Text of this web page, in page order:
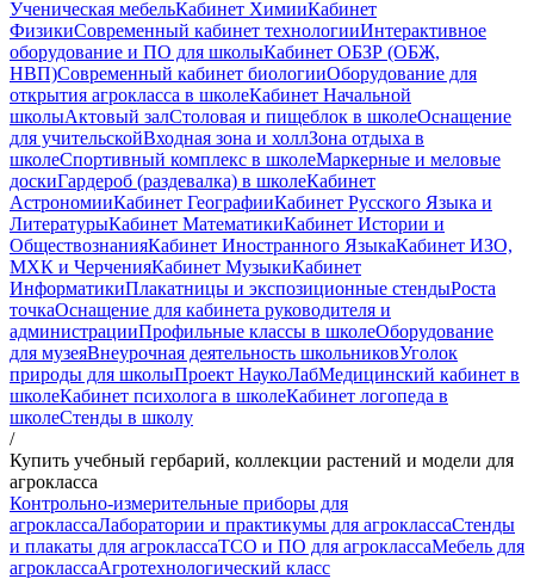
Ученическая мебельКабинет ХимииКабинет
ФизикиСовременный кабинет технологииИнтерактивное
оборудование и ПО для школыКабинет ОБЗР (ОБЖ,
НВП)Современный кабинет биологииОборудование для
открытия агрокласса в школеКабинет Начальной
школыАктовый залСтоловая и пищеблок в школеОснащение
для учительскойВходная зона и холлЗона отдыха в
школеСпортивный комплекс в школеМаркерные и меловые
доскиГардероб (раздевалка) в школеКабинет
АстрономииКабинет ГеографииКабинет Русского Языка и
ЛитературыКабинет МатематикиКабинет Истории и
ОбществознанияКабинет Иностранного ЯзыкаКабинет ИЗО,
МХК и ЧерченияКабинет МузыкиКабинет
ИнформатикиПлакатницы и экспозиционные стендыРоста
точкаОснащение для кабинета руководителя и
администрацииПрофильные классы в школеОборудование
для музеяВнеурочная деятельность школьниковУголок
природы для школыПроект НаукоЛабМедицинский кабинет в
школеКабинет психолога в школеКабинет логопеда в
школеСтенды в школу
/
Купить учебный гербарий, коллекции растений и модели для
агрокласса
Контрольно-измерительные приборы для
агроклассаЛаборатории и практикумы для агроклассаСтенды
и плакаты для агроклассаТСО и ПО для агроклассаМебель для
агроклассаАгротехнологический класс